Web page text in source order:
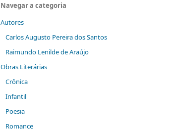
Navegar a categoria
Autores
Carlos Augusto Pereira dos Santos
Raimundo Lenilde de Araújo
Obras Literárias
Crônica
Infantil
Poesia
Romance